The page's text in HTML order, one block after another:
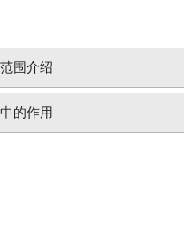
围介绍
的作用